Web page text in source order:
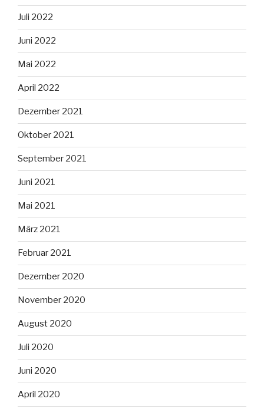
Juli 2022
Juni 2022
Mai 2022
April 2022
Dezember 2021
Oktober 2021
September 2021
Juni 2021
Mai 2021
März 2021
Februar 2021
Dezember 2020
November 2020
August 2020
Juli 2020
Juni 2020
April 2020